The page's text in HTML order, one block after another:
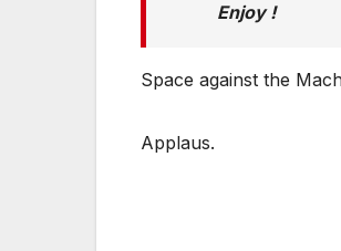
Enjoy !
Space against the
Applaus.